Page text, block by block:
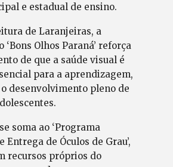
e estadual de ensino.
de Laranjeiras, a
‘Bons Olhos Paraná’ reforça
de que a saúde visual é
para a aprendizagem,
desenvolvimento pleno de
soma ao ‘Programa
Entrega de Óculos de Grau’,
recursos próprios do